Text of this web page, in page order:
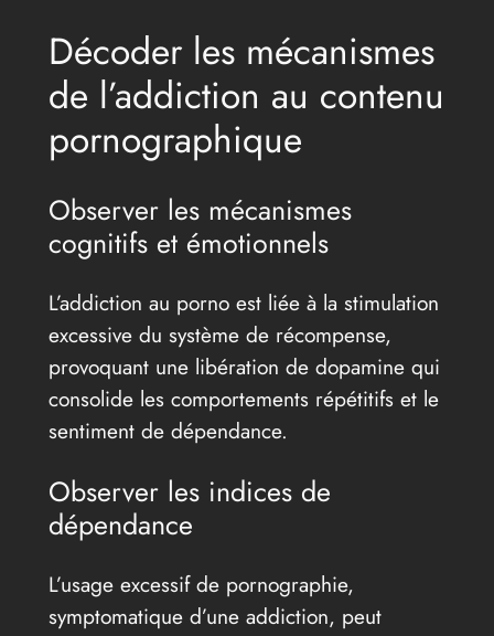
Décoder les mécanismes
de l’addiction au contenu
pornographique
Observer les mécanismes
cognitifs et émotionnels
L’addiction au porno est liée à la stimulation
excessive du système de récompense,
provoquant une libération de dopamine qui
consolide les comportements répétitifs et le
sentiment de dépendance.
Observer les indices de
dépendance
L’usage excessif de pornographie,
symptomatique d’une addiction, peut